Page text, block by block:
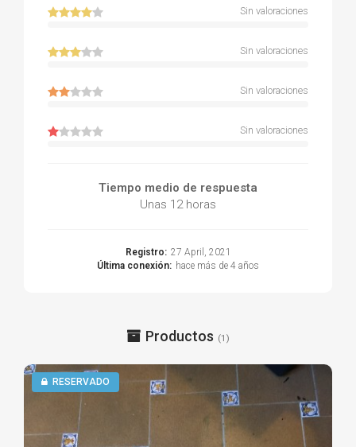
Sin valoraciones
Sin valoraciones
Sin valoraciones
Sin valoraciones
Tiempo medio de respuesta
Unas 12 horas
Registro: 27 April, 2021
Última conexión: hace más de 4 años
Productos (1)
RESERVADO